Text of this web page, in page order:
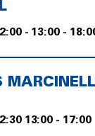
- 13:00 -
13:00 - 17:00